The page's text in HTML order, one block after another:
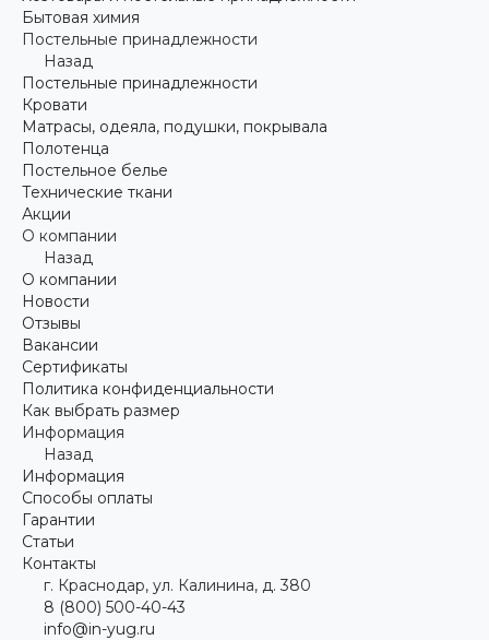
Бытовая химия
Постельные принадлежности
Назад
Постельные принадлежности
Кровати
Матрасы, одеяла, подушки, покрывала
Полотенца
Постельное белье
Технические ткани
Акции
О компании
Назад
О компании
Новости
Отзывы
Вакансии
Сертификаты
Политика конфиденциальности
Как выбрать размер
Информация
Назад
Информация
Способы оплаты
Гарантии
Статьи
Контакты
г. Краснодар, ул. Калинина, д. 380
8 (800) 500-40-43
info@in-yug.ru